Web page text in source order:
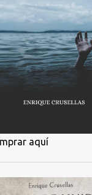
aquí